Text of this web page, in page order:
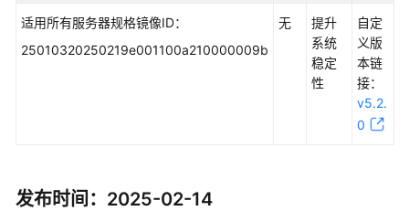
适用所有服务器规格镜像ID：
25010320250219e001100a210000009b
无
提升
系统
稳定
性
自定
义版
本链
接：
v5.2.
0
发布时间：2025-02-14